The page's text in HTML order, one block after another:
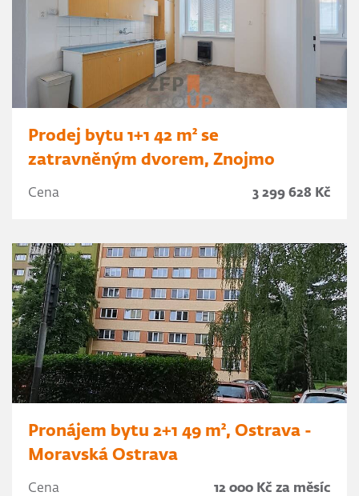
Prodej bytu 1+1 42 m² se
zatravněným dvorem, Znojmo
Cena 3 299 628 Kč
Pronájem bytu 2+1 49 m², Ostrava -
Moravská Ostrava
Cena 12 000 Kč za měsíc